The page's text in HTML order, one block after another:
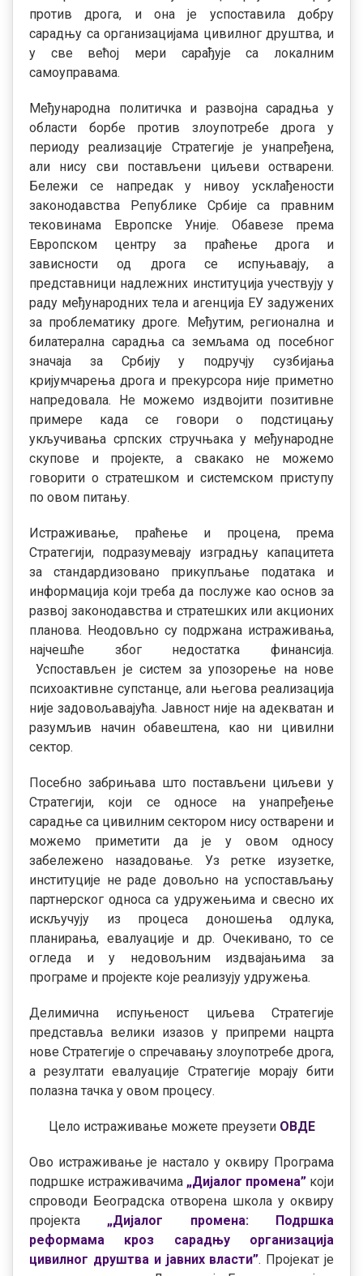
против дрога, и она је успоставила добру
сарадњу са организацијама цивилног друштва, и
у све већој мери сарађује са локалним
самоуправама.
Међународна политичка и развојна сарадња у
области борбе против злоупотребе дрога у
периоду реализације Стратегије је унапређена,
али нису сви постављени циљеви остварени.
Бележи се напредак у нивоу усклађености
законодавства Републике Србије са правним
тековинама Европске Уније. Обавезе према
Европском центру за праћење дрога и
зависности од дрога се испуњавају, а
представници надлежних институција учествују у
раду међународних тела и агенција ЕУ задужених
за проблематику дроге. Међутим, регионална и
билатерална сарадња са земљама од посебног
значаја за Србију у подручју сузбијања
кријумчарења дрога и прекурсора није приметно
напредовала. Не можемо издвојити позитивне
примере када се говори о подстицању
укључивања српских стручњака у међународне
скупове и пројекте, а свакако не можемо
говорити о стратешком и системском приступу
по овом питању.
Истраживање, праћење и процена, према
Стратегији, подразумевају изградњу капацитета
за стандардизовано прикупљање података и
информација који треба да послуже као основ за
развој законодавства и стратешких или акционих
планова. Неодовљно су подржана истраживања,
најчешће због недостатка финансија.
Успостављен је систем за упозорење на нове
психоактивне супстанце, али његова реализација
није задовољавајућа. Јавност није на адекватан и
разумљив начин обавештена, као ни цивилни
сектор.
Посебно забрињава што постављени циљеви у
Стратегији, који се односе на унапређење
сарадње са цивилним сектором нису остварени и
можемо приметити да је у овом односу
забележено назадовање. Уз ретке изузетке,
институције не раде довољно на успостављању
партнерског односа са удружењима и свесно их
искључују из процеса доношења одлука,
планирања, евалуације и др. Очекивано, то се
огледа и у недовољним издвајањима за
програме и пројекте које реализују удружења.
Делимична испуњеност циљева Стратегије
представља велики изазов у припреми нацрта
нове Стратегије о спречавању злоупотребе дрога,
а резултати евалуације Стратегије морају бити
полазна тачка у овом процесу.
Цело истраживање можете преузети ОВДЕ
Ово истраживање је настало у оквиру Програма
подршке истраживачима „Дијалог промена” који
спроводи Београдска отворена школа у оквиру
пројекта „Дијалог промена: Подршка
реформама кроз сарадњу организација
цивилног друштва и јавних власти”. Пројекат је